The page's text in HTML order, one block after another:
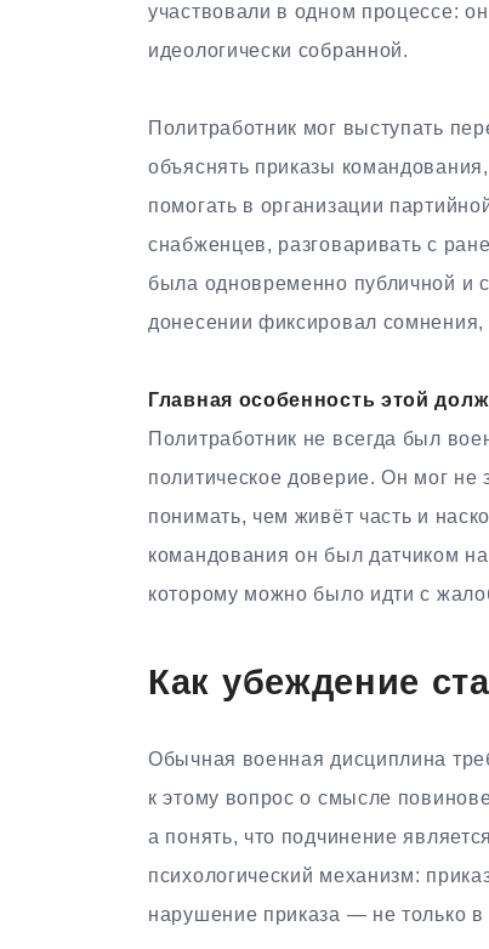
участвовали в одном процессе:
идеологически собранной.
Политработник мог выступать
объяснять приказы
помогать в организации
снабженцев, разговаривать с
была одновременно публичной и
донесении фиксировал сомнения,
Главная особенность этой
Политработник не всегда был
политическое доверие. Он мог не
понимать, чем живёт часть и
командования он был датчиком
которому можно было идти с
Как убеждение
Обычная военная дисциплина
к этому вопрос о смысле
а понять, что подчинение
психологический механизм:
нарушение приказа — не только